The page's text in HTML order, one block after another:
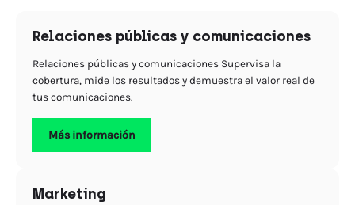
Relaciones públicas y comunicaciones
Relaciones públicas y comunicaciones Supervisa la
cobertura, mide los resultados y demuestra el valor real de
tus comunicaciones.
Más información
Marketing